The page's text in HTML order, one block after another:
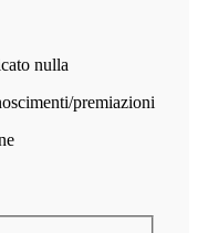
nulla
premiazioni